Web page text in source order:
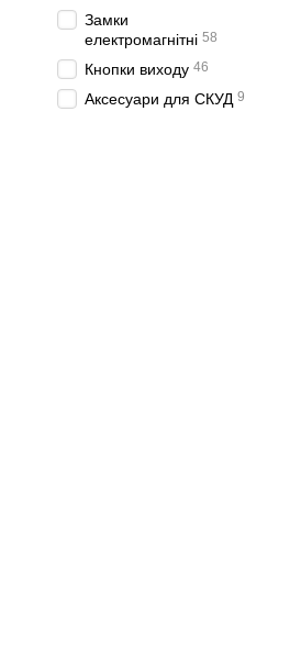
Замки
електромагнітні 58
Кнопки виходу 46
Аксесуари для СКУД 9